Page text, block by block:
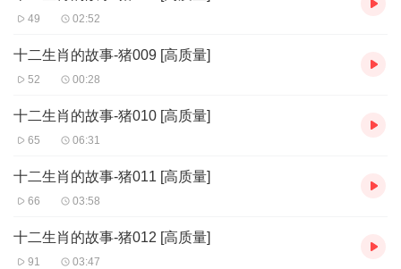
来：“我是第一名，我是第一名！”牛还没吧话说完，老鼠从
果是老鼠得了第一名，牛得了第二名，所以，在十二生肖
49 02:52
十二生肖的故事-猪009 [高质量]
52 00:28
十二生肖的故事-猪010 [高质量]
65 06:31
十二生肖的故事-猪011 [高质量]
66 03:58
十二生肖的故事-猪012 [高质量]
91 03:47